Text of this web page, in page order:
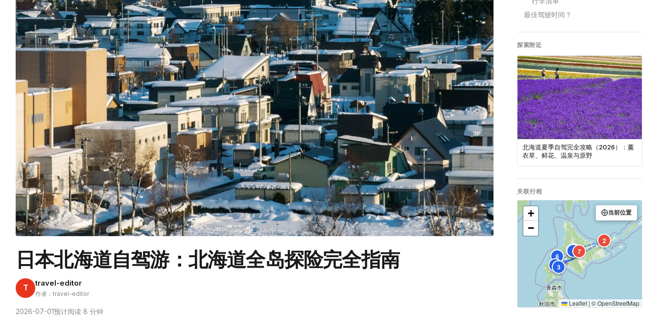
日本北海道自驾游：北海道全岛探险完全指南
T travel-editor
作者：travel-editor
2026-07-01预计阅读 8 分钟
最佳驾驶时间？
探索附近
北海道夏季自驾完全攻略（2026）：薰
衣草、鲜花、温泉与原野
关联行程
1
2
3
4
5
6
7
8
+
−
当前位置
Leaflet | ©OpenStreetMap